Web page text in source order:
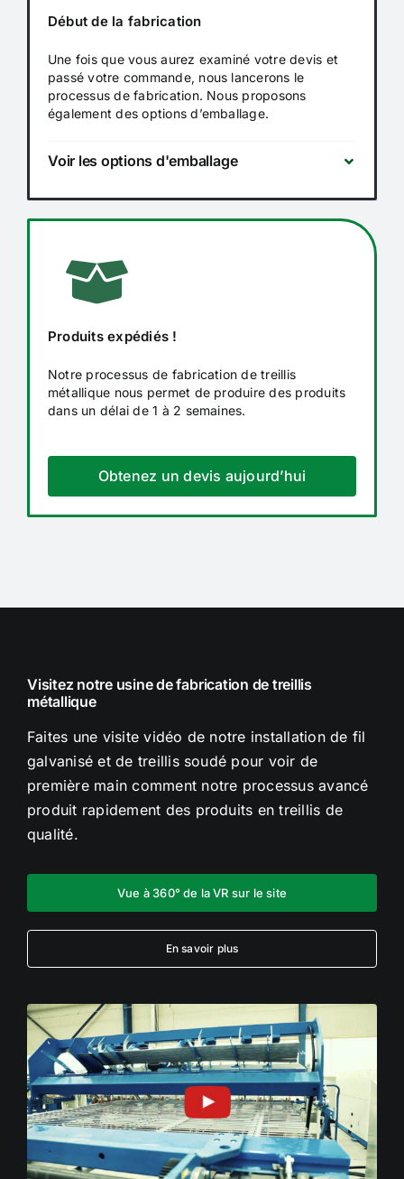
Début de la fabrication
Une fois que vous aurez examiné votre devis et
passé votre commande, nous lancerons le
processus de fabrication. Nous proposons
également des options d’emballage.
Voir les options d'emballage
Produits expédiés !
Notre processus de fabrication de treillis
métallique nous permet de produire des produits
dans un délai de 1 à 2 semaines.
Obtenez un devis aujourd’hui
Visitez notre usine de fabrication de treillis
métallique
Faites une visite vidéo de notre installation de fil
galvanisé et de treillis soudé pour voir de
première main comment notre processus avancé
produit rapidement des produits en treillis de
qualité.
Vue à 360° de la VR sur le site
En savoir plus